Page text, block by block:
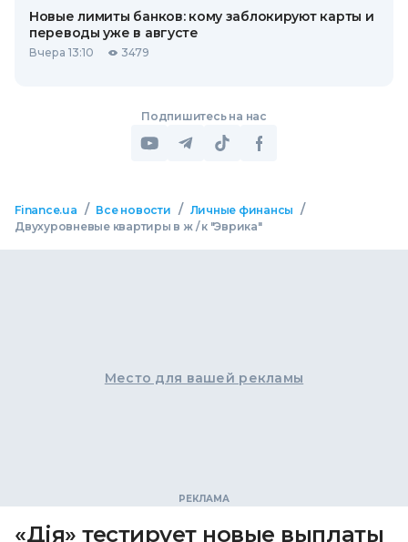
Новые лимиты банков: кому заблокируют карты и
переводы уже в августе
Вчера 13:10 3479
Подпишитесь на нас
Finance.ua / Все новости / Личные финансы /
Двухуровневые квартиры в ж / к "Эврика"
Место для вашей рекламы
«Дія» тестирует новые выплаты